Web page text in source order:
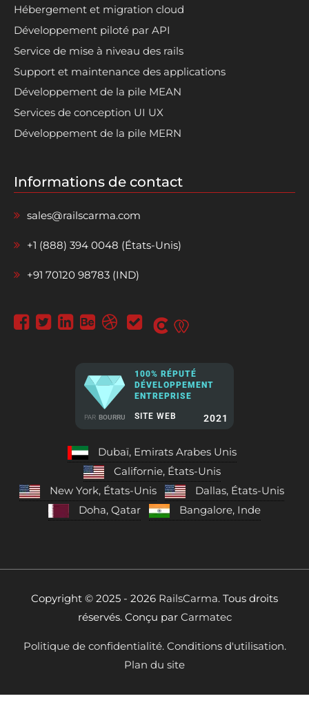
Hébergement et migration cloud
Développement piloté par API
Service de mise à niveau des rails
Support et maintenance des applications
Développement de la pile MEAN
Services de conception UI UX
Développement de la pile MERN
Informations de contact
sales@railscarma.com
+1 (888) 394 0048 (États-Unis)
+91 70120 98783 (IND)
PAR BOURRU
100% RÉPUTÉ
DÉVELOPPEMENT
ENTREPRISE
SITE WEB 2021
Dubaï, Emirats Arabes Unis
Californie, États-Unis
New York, États-Unis
Dallas, États-Unis
Doha, Qatar
Bangalore, Inde
Copyright © 2025 - 2026 RailsCarma. Tous droits
réservés. Conçu par Carmatec
Politique de confidentialité. Conditions d'utilisation.
Plan du site